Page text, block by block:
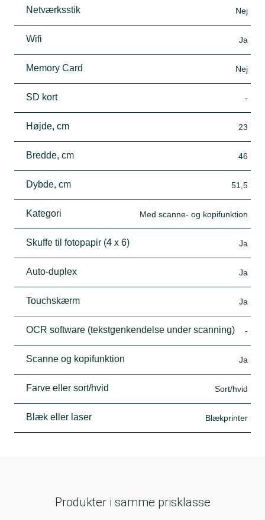
Netværksstik Nej
Wifi Ja
Memory Card Nej
SD kort -
Højde, cm 23
Bredde, cm 46
Dybde, cm 51,5
Kategori Med scanne- og kopifunktion
Skuffe til fotopapir (4 x 6) Ja
Auto-duplex Ja
Touchskærm Ja
OCR software (tekstgenkendelse under scanning) -
Scanne og kopifunktion Ja
Farve eller sort/hvid Sort/hvid
Blæk eller laser Blækprinter
Produkter i samme prisklasse